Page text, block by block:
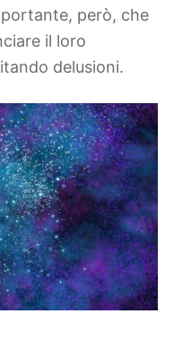
però, che
il loro
delusioni.